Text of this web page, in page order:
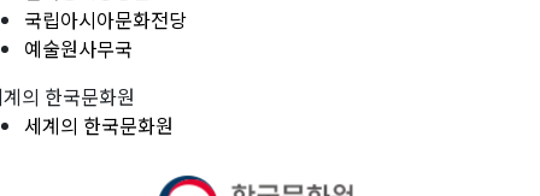
국립아시아문화전당
예술원사무국
의 한국문화원
세계의 한국문화원